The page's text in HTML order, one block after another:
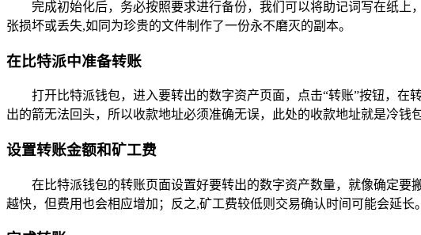
完成初始化后，务必按照要求进行备份，我们可以将助记词写在纸
张损坏或丢失,如同为珍贵的文件制作了一份永不磨灭的副本。
在比特派中准备转账
打开比特派钱包，进入要转出的数字资产页面，点击“转账”按钮，
出的箭无法回头，所以收款地址必须准确无误，此处的收款地址就是冷钱
设置转账金额和矿工费
在比特派钱包的转账页面设置好要转出的数字资产数量，就像确定
越快，但费用也会相应增加；反之,矿工费较低则交易确认时间可能会延长。